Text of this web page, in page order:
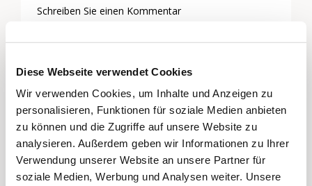
Diese Webseite verwendet Cookies
Wir verwenden Cookies, um Inhalte und Anzeigen zu
personalisieren, Funktionen für soziale Medien anbieten
zu können und die Zugriffe auf unsere Website zu
analysieren. Außerdem geben wir Informationen zu Ihrer
Verwendung unserer Website an unsere Partner für
soziale Medien, Werbung und Analysen weiter. Unsere
Themen
Generationen-Politik & -Dialog, Kommunikation &
Medien
Schreiben Sie einen Kommentar
Kommentar abzugeben.